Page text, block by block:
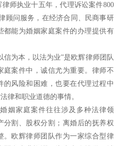
师执业十五年，代理诉讼案件800
顾问服务，在经济合同、民商事研
都能为婚姻家庭案件的办理提供有
为本，以法为业”是欧辉律师团队
庭案件中，诚信尤为重要。律师不
风险和困难，也要在代理过程中
律和职业道德的事情。
姻家庭案件往往涉及多种法律领
分割、股权分割；离婚后的抚养权
。欧辉律师团队作为一家综合型律